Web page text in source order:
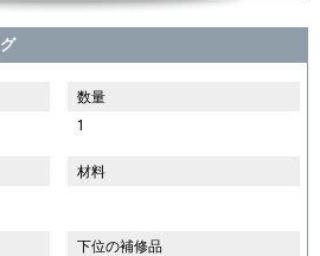
数量
1
材料
下位の補修品